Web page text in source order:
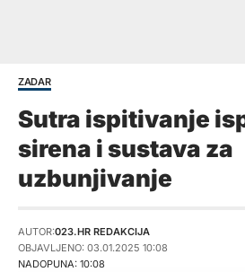
ZADAR
Sutra ispitivanje
sirena i sustava za
uzbunjivanje
NADOPUNA: 10:08
AUTOR:023.HR REDAKCIJA
OBJAVLJENO: 03.01.2025 10:08